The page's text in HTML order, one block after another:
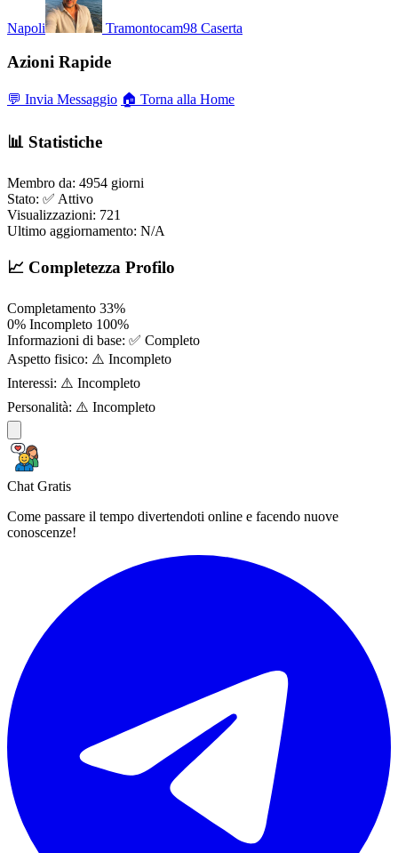
Napoli Tramontocam98 Caserta
Azioni Rapide
💬 Invia Messaggio 🏠 Torna alla Home
📊 Statistiche
Membro da: 4954 giorni
Stato: ✅ Attivo
Visualizzazioni: 721
Ultimo aggiornamento: N/A
📈 Completezza Profilo
Completamento 33%
0% Incompleto 100%
Informazioni di base: ✅ Completo
Aspetto fisico: ⚠️ Incompleto
Interessi: ⚠️ Incompleto
Personalità: ⚠️ Incompleto
Chat Gratis
Come passare il tempo divertendoti online e facendo nuove
conoscenze!